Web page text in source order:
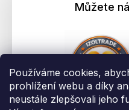
Používáme cookies,
prohlížení webu a díky
neustále zlepšovali jeho
Můžete